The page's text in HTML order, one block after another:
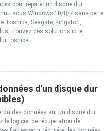
pour réparer un disque dur
sous Windows 10/8/7 sans perte
Toshiba, Seagate, Kingston,
trouvez des solutions ici et
toshiba.
d'un disque dur
des données sur un disque dur
le logiciel de récupération de